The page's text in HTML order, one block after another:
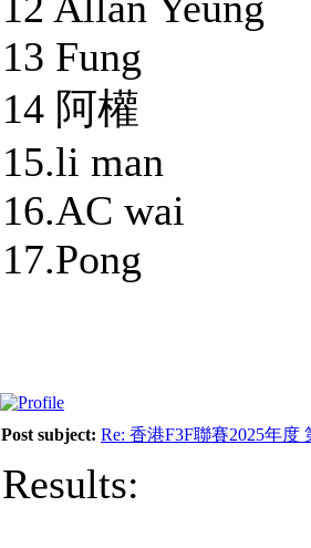
13 Fung
14 阿權
15.li man
16.AC wai
17.Pong
Post subject: Re: 香港F3F聯賽2025年度
Results: